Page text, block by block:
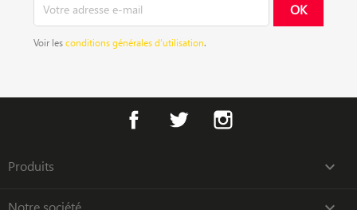
Voir lesconditions générales d’utilisation.
Facebook Twitter
Produits 
Notre société